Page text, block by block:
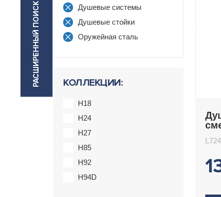
РАСШИРЕННЫЙ ПОИСК
Душевые системы
Душевые стойки
Оружейная сталь
КОЛЛЕКЦИИ:
H18
H24
H27
H85
H92
H94D